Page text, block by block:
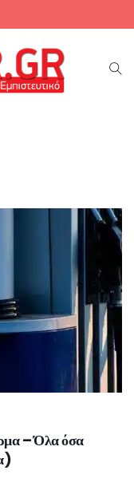
– Όλα όσα